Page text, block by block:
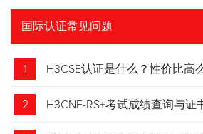
国际认证常见问题
1 H3CSE认证是什么？性价比高
2 H3CNE-RS+考试成绩查询与证